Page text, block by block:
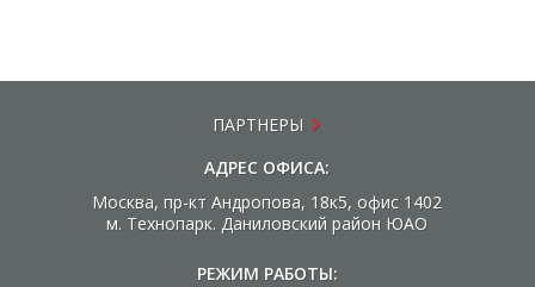
ПАРТНЕРЫ
АДРЕС ОФИСА:
Москва, пр-кт Андропова, 18к5, офис 1402
м. Технопарк. Даниловский район ЮАО
РЕЖИМ РАБОТЫ: